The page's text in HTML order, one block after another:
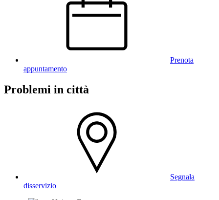
Prenota
appuntamento
Problemi in città
Segnala
disservizio